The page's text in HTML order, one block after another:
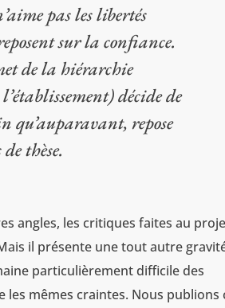
pas les libertés
sur la confiance.
de la hiérarchie
décide de
qu’auparavant, repose
thèse.
angles, les critiques faites au
il présente une tout autre
particulièrement difficile des
mêmes craintes. Nous publions